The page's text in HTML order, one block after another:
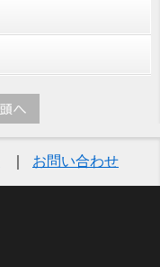
お問い合わせ